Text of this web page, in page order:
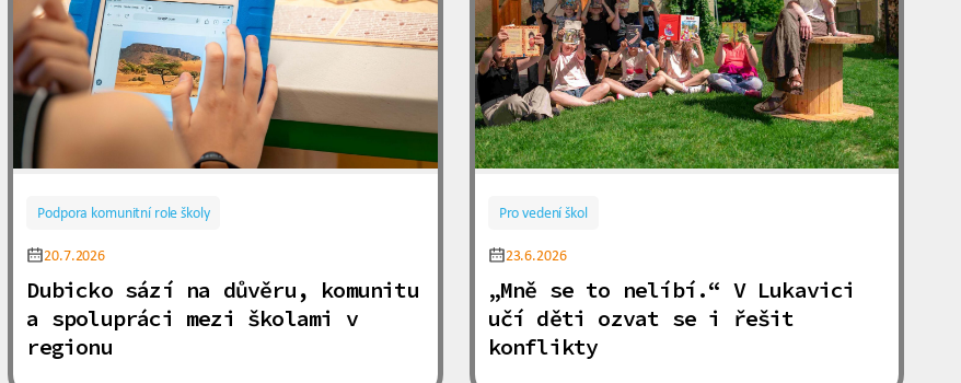
Podpora komunitní role školy
20.7.2026
Dubicko sází na důvěru, komunitu
a spolupráci mezi školami v
regionu
Pro vedení škol
23.6.2026
„Mně se to nelíbí.“ V Lukavici
učí děti ozvat se i řešit
konflikty